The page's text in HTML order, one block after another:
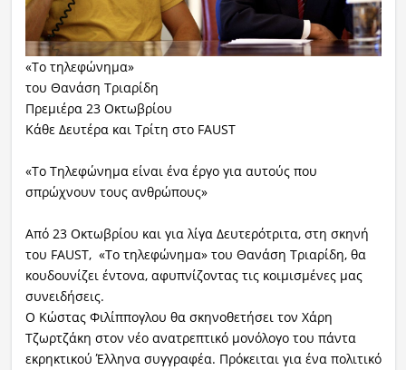
«Το τηλεφώνημα»
του Θανάση Τριαρίδη
Πρεμιέρα 23 Οκτωβρίου
Κάθε Δευτέρα και Τρίτη στο FAUST
«Το Τηλεφώνημα είναι ένα έργο για αυτούς που
σπρώχνουν τους ανθρώπους»
Από 23 Οκτωβρίου και για λίγα Δευτερότριτα, στη σκηνή
του FAUST, «Το τηλεφώνημα» του Θανάση Τριαρίδη, θα
κουδουνίζει έντονα, αφυπνίζοντας τις κοιμισμένες μας
συνειδήσεις.
Ο Κώστας Φιλίππογλου θα σκηνοθετήσει τον Χάρη
Τζωρτζάκη στον νέο ανατρεπτικό μονόλογο του πάντα
εκρηκτικού Έλληνα συγγραφέα. Πρόκειται για ένα πολιτικό